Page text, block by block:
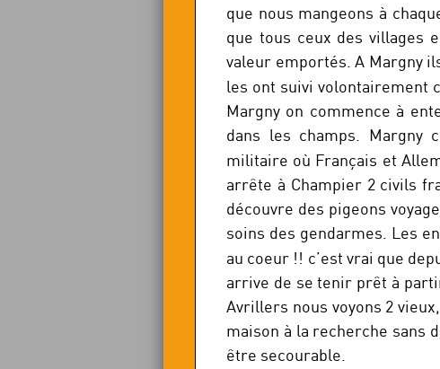
que nous mangeons à
que tous ceux des villages
valeur emportés. A Margny
les ont suivi volontairement
Margny on commence à
dans les champs. Margny
militaire où Français et
arrête à Champier 2 civils
découvre des pigeons
soins des gendarmes. Les
au coeur !! c’est vrai que
arrive de se tenir prêt à
Avrillers nous voyons 2
maison à la recherche sans
être secourable.